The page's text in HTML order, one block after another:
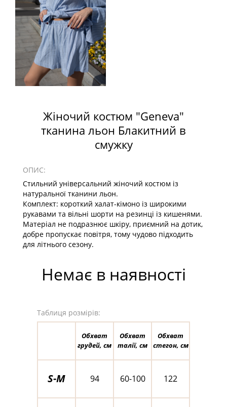
Жіночий костюм "Geneva"
тканина льон Блакитний в
смужку
ОПИС:
Стильний універсальний жіночий костюм із
натуральної тканини льон.
Комплект: короткий халат-кімоно із широкими
рукавами та вільні шорти на резинці із кишенями.
Матеріал не подразнює шкіру, приємний на дотик,
добре пропускає повітря, тому чудово підходить
для літнього сезону.
Немає в наявності
Таблиця розмірів:
Обхват
грудей, см
Обхват
талії, см
Обхват
стегон, см
S-M 94 60-100 122